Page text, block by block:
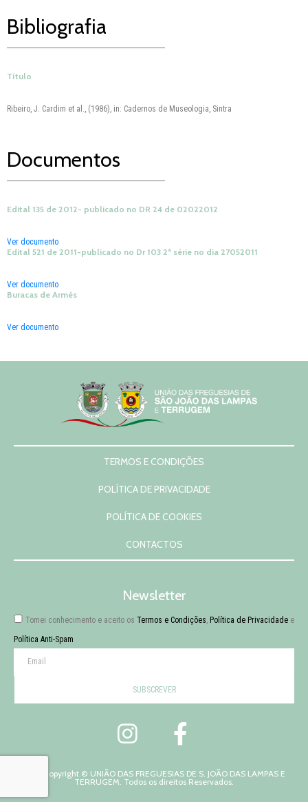
Bibliografia
Título
Ribeiro, J. Cardim et al., (1986), in: Cadernos de Museologia, Sintra
Documentos
Edital 135 de 2012- publicado no DR 24 de 02022012
Ver documento
Edital 521 de 2011-publicado no Dr 103 2ª série no dia 27052011
Ver documento
Buracas de Armés
Ver documento
TERMOS E CONDIÇÕES
POLÍTICA DE PRIVACIDADE
POLÍTICA DE COOKIES
CONTACTOS
Newsletter
Tomei conhecimento e aceito os Termos e Condições, Política de Privacidade e
Política Anti-Spam
SUBSCREVER
2026 Copyright © UNIÃO DAS FREGUESIAS DE S. JOÃO DAS LAMPAS E
TERRUGEM. Todos os direitos Reservados.